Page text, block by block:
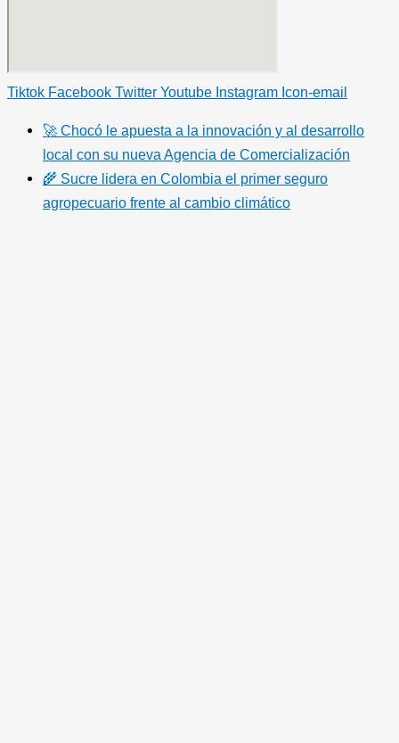
Tiktok Facebook Twitter Youtube Instagram Icon-email
🚀 Chocó le apuesta a la innovación y al desarrollo
local con su nueva Agencia de Comercialización
🌾 Sucre lidera en Colombia el primer seguro
agropecuario frente al cambio climático